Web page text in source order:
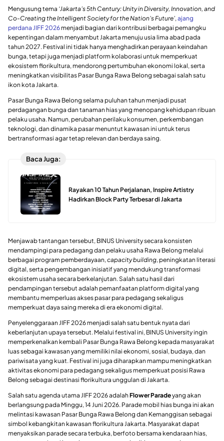
Mengusung tema ‘Jakarta’s 5th Century: Unity in Diversity, Innovation, and
Co-Creating the Intelligent Society for the Nation’s Future’, ajang
perdana JIFF 2026 menjadi bagian dari kontribusi berbagai pemangku
kepentingan dalam menyambut Jakarta menuju usia lima abad pada
tahun 2027. Festival ini tidak hanya menghadirkan perayaan keindahan
bunga, tetapi juga menjadi platform kolaborasi untuk memperkuat
ekosistem florikultura, mendorong pertumbuhan ekonomi lokal, serta
meningkatkan visibilitas Pasar Bunga Rawa Belong sebagai salah satu
ikon kota Jakarta.
Pasar Bunga Rawa Belong selama puluhan tahun menjadi pusat
perdagangan bunga dan tanaman hias yang menopang kehidupan ribuan
pelaku usaha. Namun, perubahan perilaku konsumen, perkembangan
teknologi, dan dinamika pasar menuntut kawasan ini untuk terus
bertransformasi agar tetap relevan dan berdaya saing.
Baca Juga:
Rayakan 10 Tahun Perjalanan, Inspire Artistry
Hadirkan Block Party Terbesar di Jakarta
Menjawab tantangan tersebut, BINUS University secara konsisten
mendampingi para pedagang dan pelaku usaha Rawa Belong melalui
berbagai program pemberdayaan, capacity building, peningkatan literasi
digital, serta pengembangan inisiatif yang mendukung transformasi
ekosistem usaha secara berkelanjutan. Salah satu hasil dari
pendampingan tersebut adalah pemanfaatan platform digital yang
membantu memperluas akses pasar para pedagang sekaligus
memperkuat daya saing mereka di era ekonomi digital.
Penyelenggaraan JIFF 2026 menjadi salah satu bentuk nyata dari
keberlanjutan upaya tersebut. Melalui festival ini, BINUS University ingin
memperkenalkan kembali Pasar Bunga Rawa Belong kepada masyarakat
luas sebagai kawasan yang memiliki nilai ekonomi, sosial, budaya, dan
pariwisata yang kuat. Festival ini juga diharapkan mampu meningkatkan
aktivitas ekonomi para pedagang sekaligus memperkuat posisi Rawa
Belong sebagai destinasi florikultura unggulan di Jakarta.
Salah satu agenda utama JIFF 2026 adalah Flower Paradeyang akan
berlangsung pada Minggu, 14 Juni 2026. Parade mobil hias bunga ini akan
melintasi kawasan Pasar Bunga Rawa Belong dan Kemanggisan sebagai
simbol kebangkitan kawasan florikultura Jakarta. Masyarakat dapat
menyaksikan parade secara terbuka, berfoto bersama kendaraan hias,